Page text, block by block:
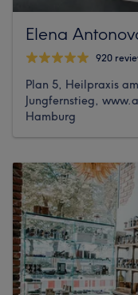
Elena
920
Plan 5, Heilpraxis
Jungfernstieg,
Hamburg